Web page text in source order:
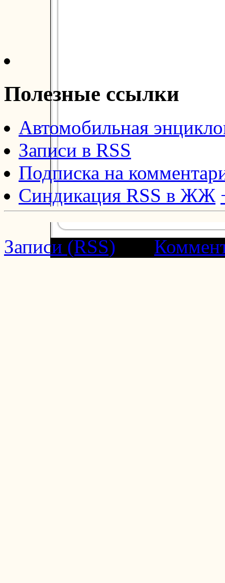
Полезные ссылки
Автомобильная
Записи в RSS
Подписка на
Синдикация RSS в ЖЖ
Записи (RSS)